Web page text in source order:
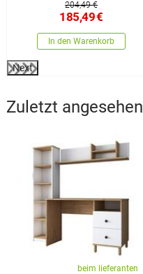
204,49 €
185,49€
In den Warenkorb
Next
Zuletzt angesehen
beim lieferanten